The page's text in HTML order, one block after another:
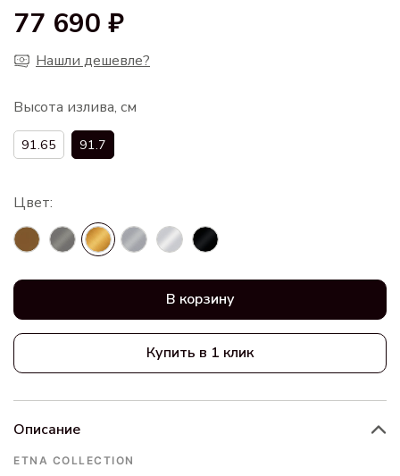
77 690 ₽
Нашли дешевле?
Высота излива, см
91.65 91.7
В корзину
Купить в 1 клик
Описание
ETNA COLLECTION